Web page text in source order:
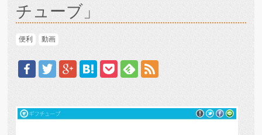
チューブ」
便利 動画